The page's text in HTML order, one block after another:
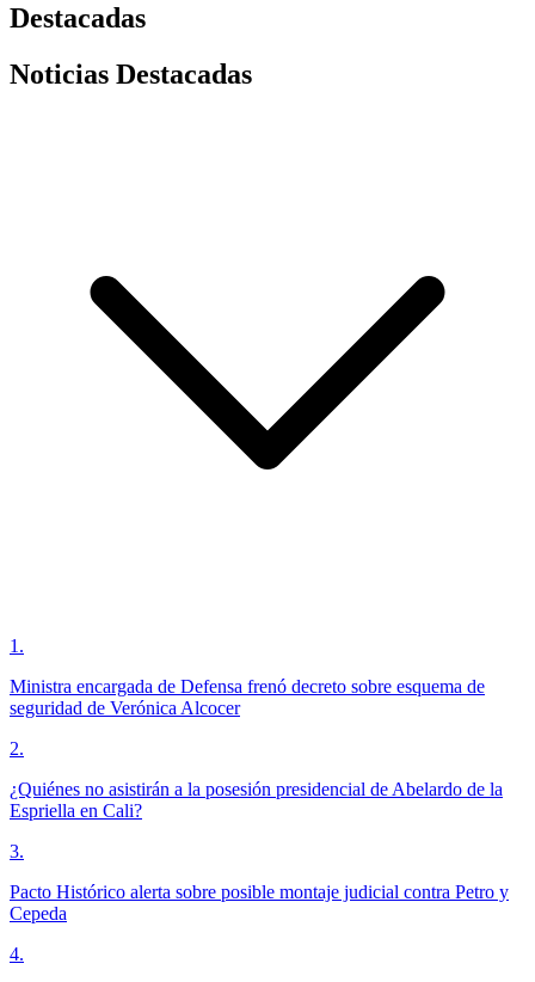
Destacadas
Noticias Destacadas
1 .
Ministra encargada de Defensa frenó decreto sobre esquema de
seguridad de Verónica Alcocer
2.
¿Quiénes no asistirán a la posesión presidencial de Abelardo de la
Espriella en Cali?
3.
Pacto Histórico alerta sobre posible montaje judicial contra Petro y
Cepeda
4.